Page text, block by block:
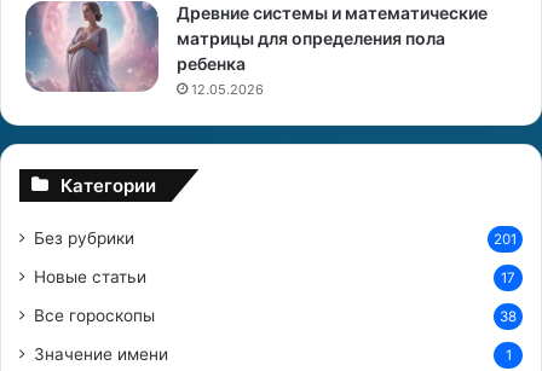
Древние системы и математические
матрицы для определения пола
ребенка
12.05.2026
Категории
Без рубрики 201
Новые статьи 17
Все гороскопы 38
Значение имени 1